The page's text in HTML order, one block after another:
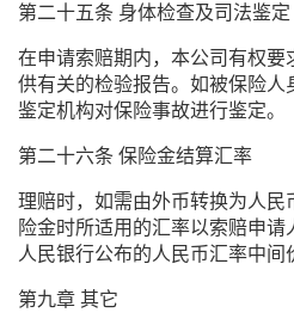
第二十五条 身体检查及司法鉴定
在申请索赔期内，本公司有权
供有关的检验报告。如被保险
鉴定机构对保险事故进行鉴定。
第二十六条 保险金结算汇率
理赔时，如需由外币转换为人
险金时所适用的汇率以索赔申
人民银行公布的人民币汇率中间
第九章 其它